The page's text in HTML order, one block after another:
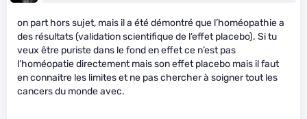
on part hors sujet, mais il a été démontré que l’homéopathie a
des résultats (validation scientifique de l’effet placebo). Si tu
veux être puriste dans le fond en effet ce n’est pas
l’homéopatie directement mais son effet placebo mais il faut
en connaitre les limites et ne pas chercher à soigner tout les
cancers du monde avec.